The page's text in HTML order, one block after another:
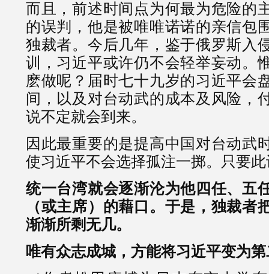
而且，前述时间点为何最为危险的
的误判，他是被唯唯诺诺的亲信包
独裁者。今后几年，鉴于俄罗斯入
训，习近平或许仍不会轻举妄动。
麽做呢？届时七十九岁的习近平会
间，以及对台动武的成本及风险，
说不定就会到来。
因此最重要的是提高中国对台动武
使习近平不会选择孤注一掷。只要
统一台湾就会逐渐沦为他四任、五
（或主席）的藉口。于是，独裁者
渐渐所剩无几。
唯有众志成城，方能将习近平变为